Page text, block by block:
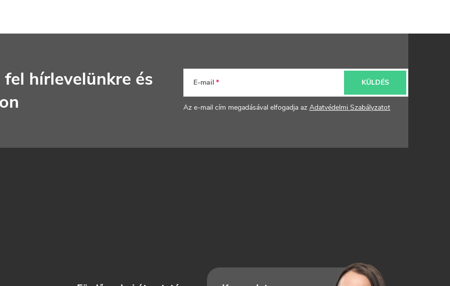
hírlevelünkre és
E-mail
Az e-mail cím megadásával elfogadja az Adatvédelmi Szabályzatot
KÜLDÉS